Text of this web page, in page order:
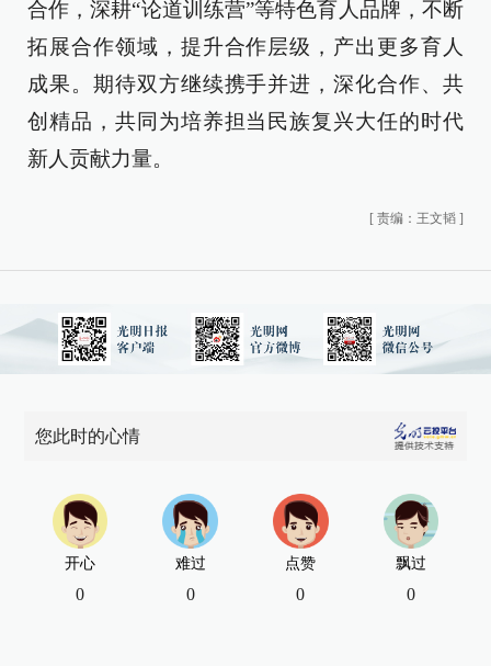
合作，深耕“论道训练营”等特色育人品牌，不断
拓展合作领域，提升合作层级，产出更多育人
成果。期待双方继续携手并进，深化合作、共
创精品，共同为培养担当民族复兴大任的时代
新人贡献力量。
[ 责编：王文韬 ]
您此时的心情
开心
0
难过
0
点赞
0
飘过
0